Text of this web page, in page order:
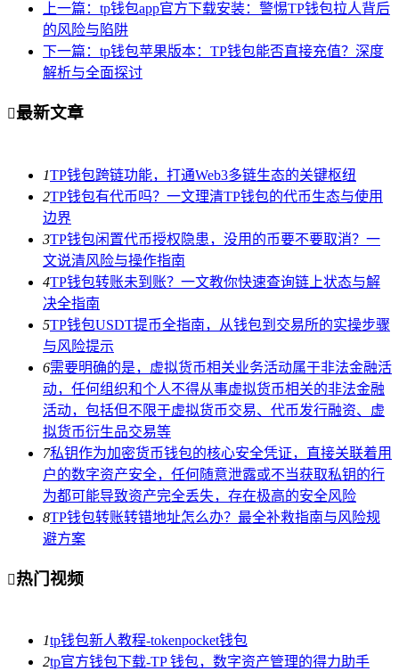
上一篇：tp钱包app官方下载安装：警惕TP钱包拉人背后
的风险与陷阱
下一篇：tp钱包苹果版本：TP钱包能否直接充值？深度
解析与全面探讨
最新文章
1TP钱包跨链功能，打通Web3多链生态的关键枢纽
2TP钱包有代币吗？一文理清TP钱包的代币生态与使用
边界
3TP钱包闲置代币授权隐患，没用的币要不要取消？一
文说清风险与操作指南
4TP钱包转账未到账？一文教你快速查询链上状态与解
决全指南
5TP钱包USDT提币全指南，从钱包到交易所的实操步骤
与风险提示
6需要明确的是，虚拟货币相关业务活动属于非法金融活
动，任何组织和个人不得从事虚拟货币相关的非法金融
活动，包括但不限于虚拟货币交易、代币发行融资、虚
拟货币衍生品交易等
7私钥作为加密货币钱包的核心安全凭证，直接关联着用
户的数字资产安全，任何随意泄露或不当获取私钥的行
为都可能导致资产完全丢失，存在极高的安全风险
8TP钱包转账转错地址怎么办？最全补救指南与风险规
避方案
热门视频
1tp钱包新人教程-tokenpocket钱包
2tp官方钱包下载-TP 钱包，数字资产管理的得力助手